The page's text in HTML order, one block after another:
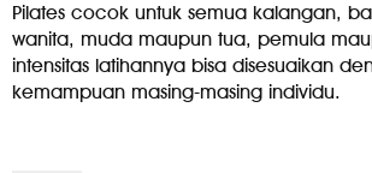
Pilates cocok untuk semua kalangan,
wanita, muda maupun tua, pemula
intensitas latihannya bisa disesuaikan
kemampuan masing-masing individu.